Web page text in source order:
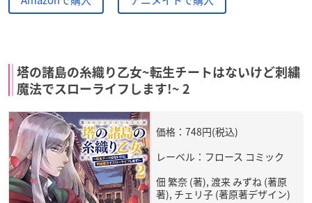
塔の諸島の糸織り乙女~転生チートはないけど刺繍
魔法でスローライフします!~ 2
価格：748円(税込)
レーベル：フロース コミック
佃 繁奈 (著), 渡来 みずね (著原
著), チェリ子 (著原著デザイン)